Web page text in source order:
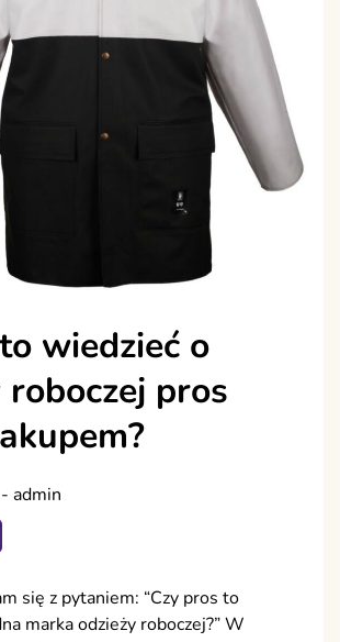
wiedzieć o
roboczej pros
- admin
się z pytaniem: “Czy pros to
marka odzieży roboczej?” W